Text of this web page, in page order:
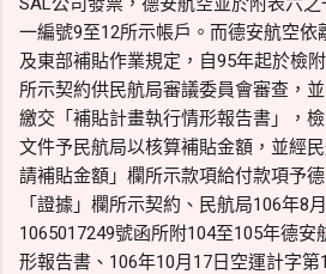
一編號9至12所示帳戶。而德安航空
及東部補貼作業規定，自95年起於檢
所示契約供民航局審議委員會審查，
繳交「補貼計畫執行情形報告書」，
文件予民航局以核算補貼金額，並經
請補貼金額」欄所示款項給付款項予
「證據」欄所示契約、民航局106年8
1065017249號函所附104至105年德
形報告書、106年10月17日空運計字第